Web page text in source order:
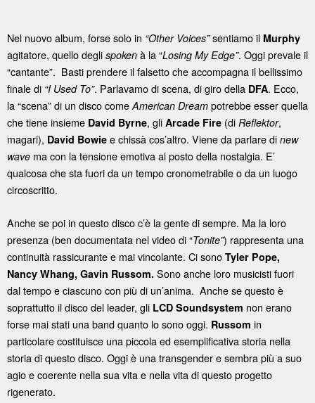
Nel nuovo album, forse solo in “Other Voices”sentiamo il Murphy
agitatore, quello degli spoken à la “Losing My Edge”. Oggi prevale il
“cantante”. Basti prendere il falsetto che accompagna il bellissimo
finale di “I Used To”. Parlavamo di scena, di giro della DFA. Ecco,
la “scena” di un disco come American Dream potrebbe esser quella
che tiene insieme David Byrne, gli Arcade Fire (di Reflektor,
magari), David Bowie e chissà cos’altro. Viene da parlare di new
wave ma con la tensione emotiva al posto della nostalgia. E’
qualcosa che sta fuori da un tempo cronometrabile o da un luogo
circoscritto.
Anche se poi in questo disco c’è la gente di sempre. Ma la loro
presenza (ben documentata nel video di “Tonite”) rappresenta una
continuità rassicurante e mai vincolante. Ci sono Tyler Pope,
Nancy Whang, Gavin Russom. Sono anche loro musicisti fuori
dal tempo e ciascuno con più di un’anima. Anche se questo è
soprattutto il disco del leader, gli LCD Soundsystem non erano
forse mai stati una band quanto lo sono oggi. Russom in
particolare costituisce una piccola ed esemplificativa storia nella
storia di questo disco. Oggi è una transgender e sembra più a suo
agio e coerente nella sua vita e nella vita di questo progetto
rigenerato.